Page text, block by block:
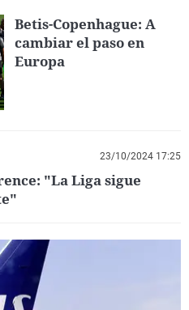
Betis-Copenhague: A
cambiar el paso en
Europa
23/10/2024 17:25
"La Liga sigue